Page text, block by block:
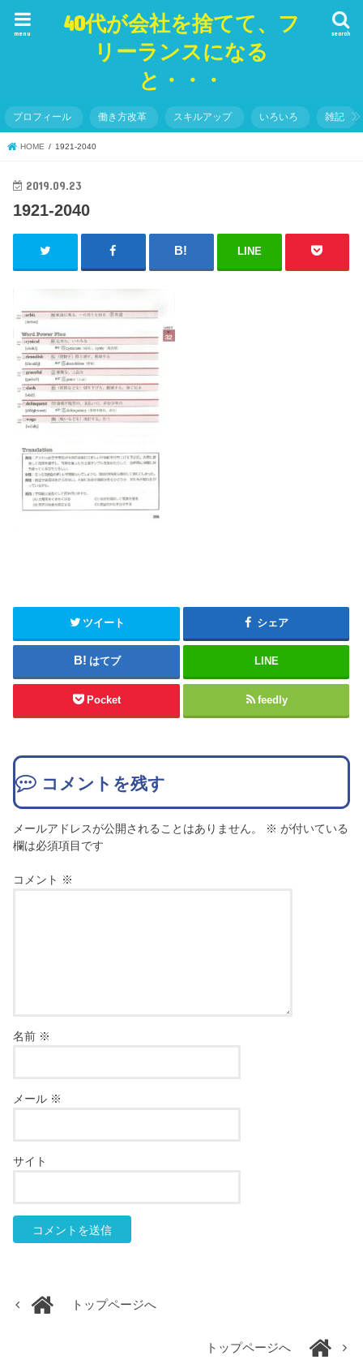
40代が会社を捨てて、フ
リーランスになる
と・・・
search
menu
プロフィール 働き方改革 スキルアップ いろいろ 雑記
HOME 1921-2040
2019.09.23
1921-2040
LINE
ツイート シェア
はてブ LINE
Pocket feedly
コメントを残す
メールアドレスが公開されることはありません。 ※ が付いている
欄は必須項目です
コメント ※
名前 ※
メール ※
サイト
トップページへ
トップページへ